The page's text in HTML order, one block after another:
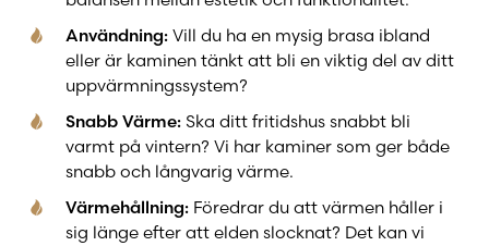
Värmelagrande kaminplattor
SSR
Användning: Vill du ha en mysig brasa ibland
eller är kaminen tänkt att bli en viktig del av ditt
uppvärmningssystem?
Snabb Värme: Ska ditt fritidshus snabbt bli
varmt på vintern? Vi har kaminer som ger både
snabb och långvarig värme.
Värmehållning: Föredrar du att värmen håller i
sig länge efter att elden slocknat? Det kan vi